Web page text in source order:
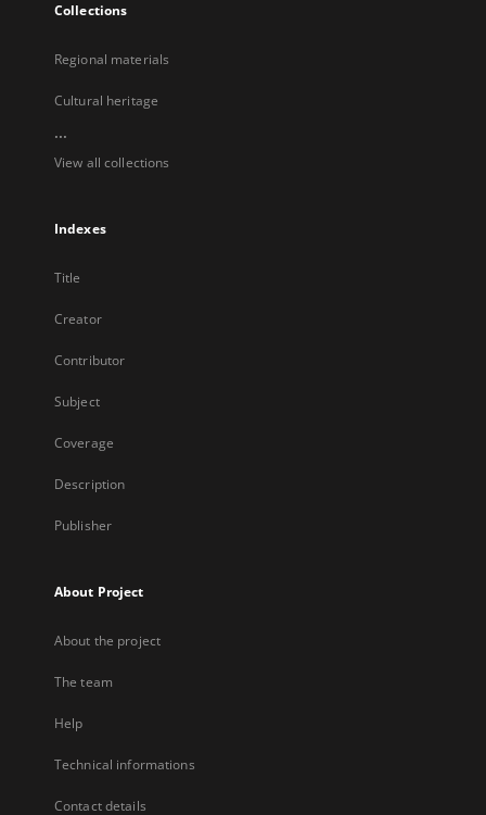
Collections
Regional materials
Cultural heritage
...
View all collections
Indexes
Title
Creator
Contributor
Subject
Coverage
Description
Publisher
About Project
About the project
The team
Help
Technical informations
Contact details